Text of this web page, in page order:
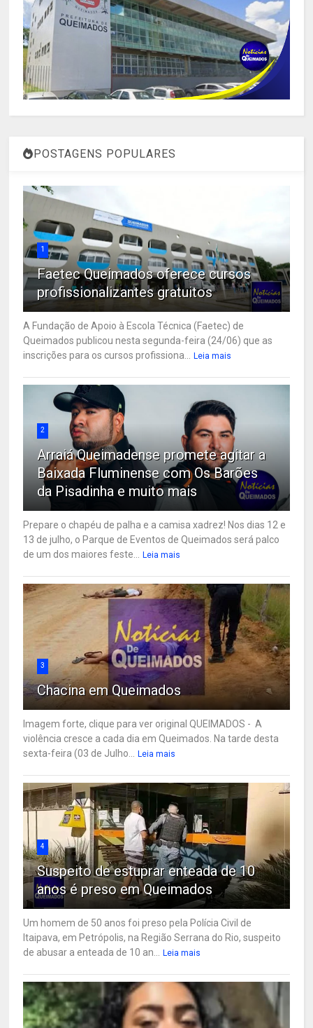
POSTAGENS POPULARES
1
Faetec Queimados oferece cursos
profissionalizantes gratuitos
A Fundação de Apoio à Escola Técnica (Faetec) de
Queimados publicou nesta segunda-feira (24/06) que as
inscrições para os cursos profissiona... Leia mais
2
Arraiá Queimadense promete agitar a
Baixada Fluminense com Os Barões
da Pisadinha e muito mais
Prepare o chapéu de palha e a camisa xadrez! Nos dias 12 e
13 de julho, o Parque de Eventos de Queimados será palco
de um dos maiores feste... Leia mais
3
Chacina em Queimados
Imagem forte, clique para ver original QUEIMADOS - A
violência cresce a cada dia em Queimados. Na tarde desta
sexta-feira (03 de Julho... Leia mais
4
Suspeito de estuprar enteada de 10
anos é preso em Queimados
Um homem de 50 anos foi preso pela Polícia Civil de
Itaipava, em Petrópolis, na Região Serrana do Rio, suspeito
de abusar a enteada de 10 an... Leia mais